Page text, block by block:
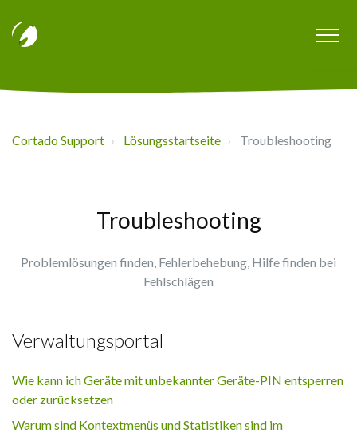
Cortado Support Lösungsstartseite Troubleshooting
Troubleshooting
Problemlösungen finden, Fehlerbehebung, Hilfe finden bei
Fehlschlägen
Verwaltungsportal
Wie kann ich Geräte mit unbekannter Geräte-PIN entsperren
oder zurücksetzen
Warum sind Kontextmenüs und Statistiken sind im